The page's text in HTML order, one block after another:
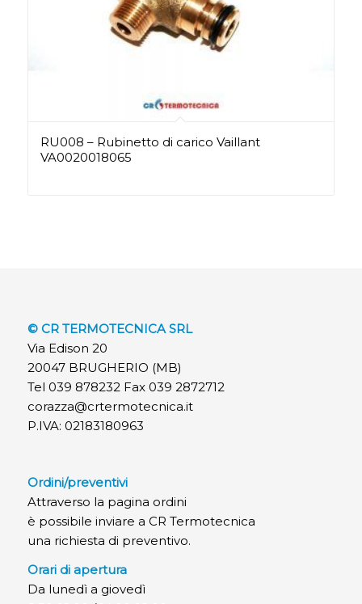
RU008 – Rubinetto di carico Vaillant
VA0020018065
© CR TERMOTECNICA SRL
Via Edison 20
20047 BRUGHERIO (MB)
Tel 039 878232 Fax 039 2872712
corazza@crtermotecnica.it
P.IVA: 02183180963
Ordini/preventivi
Attraverso la pagina ordini
è possibile inviare a CR Termotecnica
una richiesta di preventivo.
Orari di apertura
Da lunedì a giovedì